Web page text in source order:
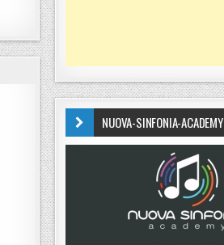
NUOVA-SINFONIA-ACADEMY